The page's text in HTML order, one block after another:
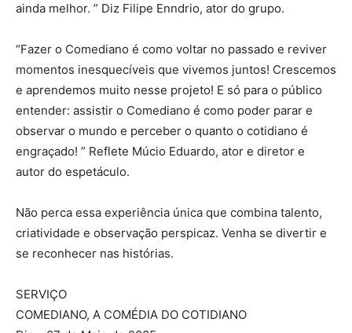
ainda melhor. ” Diz Filipe Enndrio, ator do grupo.
“Fazer o Comediano é como voltar no passado e reviver
momentos inesquecíveis que vivemos juntos! Crescemos
e aprendemos muito nesse projeto! E só para o público
entender: assistir o Comediano é como poder parar e
observar o mundo e perceber o quanto o cotidiano é
engraçado! ” Reflete Múcio Eduardo, ator e diretor e
autor do espetáculo.
Não perca essa experiência única que combina talento,
criatividade e observação perspicaz. Venha se divertir e
se reconhecer nas histórias.
SERVIÇO
COMEDIANO, A COMÉDIA DO COTIDIANO